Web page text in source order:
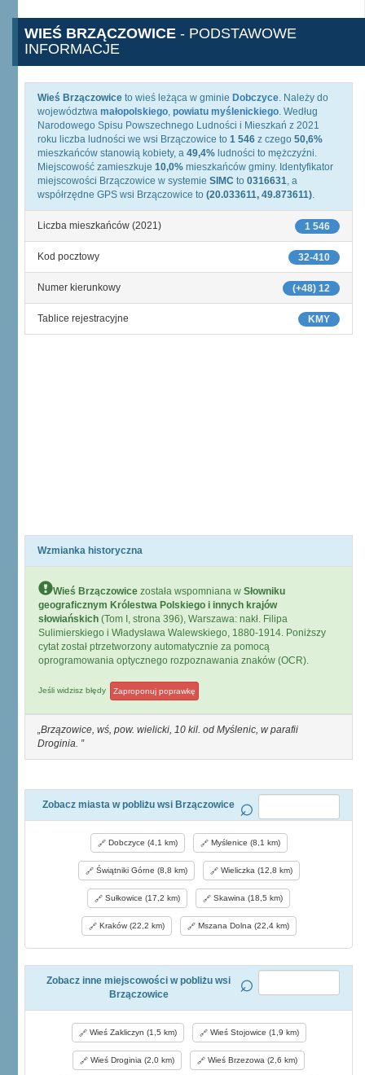
WIEŚ BRZĄCZOWICE - PODSTAWOWE
INFORMACJE
Wieś Brzączowice to wieś leżąca w gminie Dobczyce. Należy do
województwa małopolskiego, powiatu myślenickiego. Według
Narodowego Spisu Powszechnego Ludności i Mieszkań z 2021
roku liczba ludności we wsi Brzączowice to 1 546 z czego 50,6%
mieszkańców stanowią kobiety, a 49,4% ludności to mężczyźni.
Miejscowość zamieszkuje 10,0% mieszkańców gminy. Identyfikator
miejscowości Brzączowice w systemie SIMC to 0316631, a
współrzędne GPS wsi Brzączowice to (20.033611, 49.873611).
1 546
Liczba mieszkańców (2021)
32-410
Kod pocztowy
(+48) 12
Numer kierunkowy
KMY
Tablice rejestracyjne
Wzmianka historyczna
Wieś Brzączowice została wspomniana w Słowniku
geograficznym Królestwa Polskiego i innych krajów
słowiańskich (Tom I, strona 396), Warszawa: nakł. Filipa
Sulimierskiego i Władysława Walewskiego, 1880-1914. Poniższy
cytat został ptrzetworzony automatycznie za pomocą
oprogramowania optycznego rozpoznawania znaków (OCR).
Jeśli widzisz błędy Zaproponuj poprawkę
Brzązowice, wś, pow. wielicki, 10 kil. od Myślenic, w parafii
Droginia.
Zobacz miasta w pobliżu wsi Brzączowice
Dobczyce (4,1 km) Myślenice (8,1 km)
Świątniki Górne (8,8 km) Wieliczka (12,8 km)
Sułkowice (17,2 km) Skawina (18,5 km)
Kraków (22,2 km) Mszana Dolna (22,4 km)
Zobacz inne miejscowości w pobliżu wsi
Brzączowice
Wieś Zakliczyn (1,5 km) Wieś Stojowice (1,9 km)
Wieś Droginia (2,0 km) Wieś Brzezowa (2,6 km)